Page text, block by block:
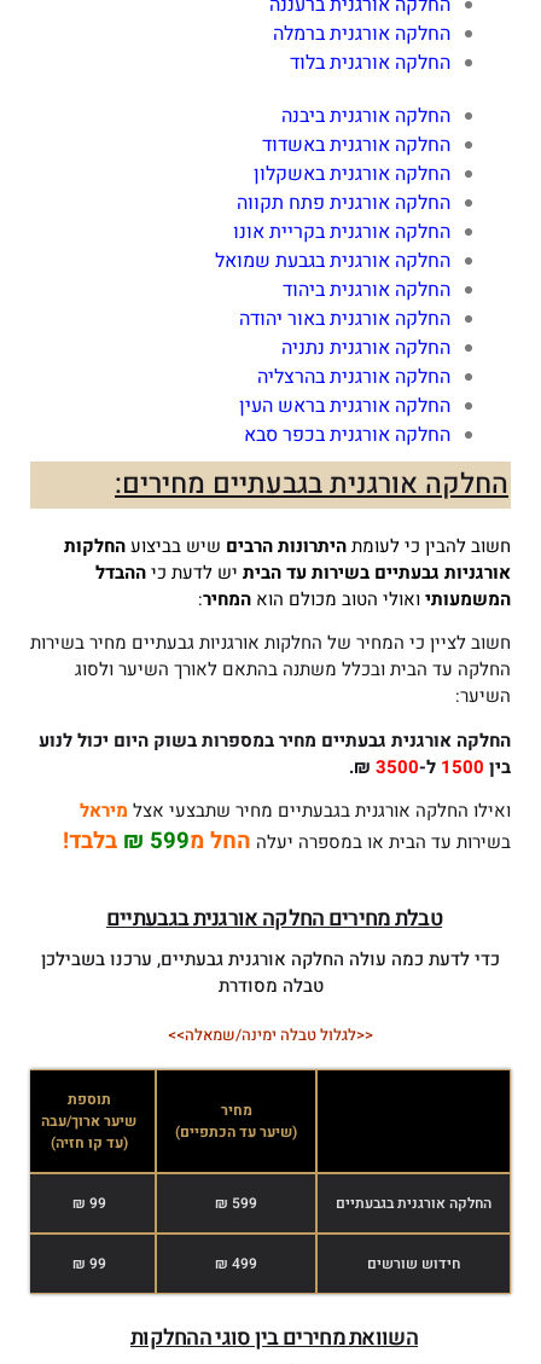
החלקה אורגנית ברמלה
החלקה אורגנית בלוד
החלקה אורגנית ביבנה
החלקה אורגנית באשדוד
החלקה אורגנית באשקלון
החלקה אורגנית פתח תקווה
החלקה אורגנית בקריית אונו
החלקה אורגנית בגבעת שמואל
החלקה אורגנית ביהוד
החלקה אורגנית באור יהודה
החלקה אורגנית נתניה
החלקה אורגנית בהרצליה
החלקה אורגנית בראש העין
החלקה אורגנית בכפר סבא
החלקה אורגנית בגבעתיים מחירים:
חשוב להבין כי לעומתהיתרונות הרבים שיש בביצועהחלקות
אורגניות גבעתיים בשירות עד הבית יש לדעת כיההבדל
המשמעותיואולי הטוב מכולם הוא המחיר:
חשוב לציין כי המחיר של החלקות אורגניות גבעתיים מחיר בשירות
החלקה עד הבית ובכלל משתנה בהתאם לאורך השיער ולסוג
השיער:
החלקה אורגנית גבעתיים מחיר במספרות בשוק היום יכול לנוע
בין 1500 ל-3500
₪.
ואילו החלקה אורגנית בגבעתיים מחיר שתבצעי אצל מיראל
בשירות עד הבית או במספרה יעלה החל מ599 ₪ בלבד!
טבלת מחירים החלקה אורגנית בגבעתיים
כדי לדעת כמה עולה החלקה אורגנית גבעתיים, ערכנו בשבילכן
טבלה מסודרת
<<לגלול טבלה ימינה/שמאלה>>
מחיר
(שיער עד הכתפיים)
תוספת
שיער ארוך/עבה
(עד קו חזיה)
החלקה אורגנית בגבעתיים 599 ₪
99 ₪
חידוש שורשים 499 ₪
99 ₪
השוואת מחירים בין סוגי ההחלקות